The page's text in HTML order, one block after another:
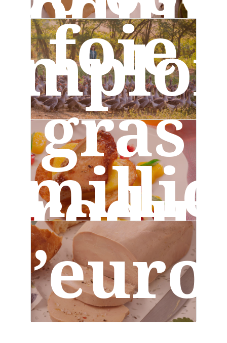
La filière génère plus de 50 000 emplois
directs dans l’UE.
foie
gras
dans
L’UE produit environ 80% du foie gras au
niveau mondial. Les autres principaux
producteurs sont la Chine, les Etats-Unis et
le Canada.
Selon Eurostat en 2024, les exportations
de foie gras de l’UE vers des pays tiers ont
représenté 69 millions d’euros.